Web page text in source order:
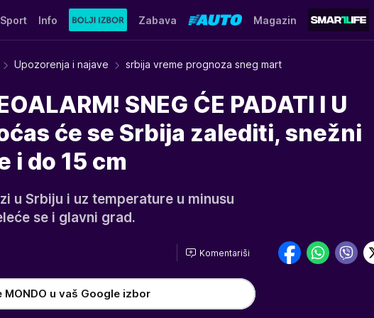
Sport Info Zabava Magazin
Upozorenja i najave srbija vreme prognoza sneg mart
SNEG ĆE PADATI I U
će se Srbija zalediti, snežni
i do 15 cm
u Srbiju i uz temperature u minusu
se i glavni grad.
Komentariši
MONDO u vaš Google izbor